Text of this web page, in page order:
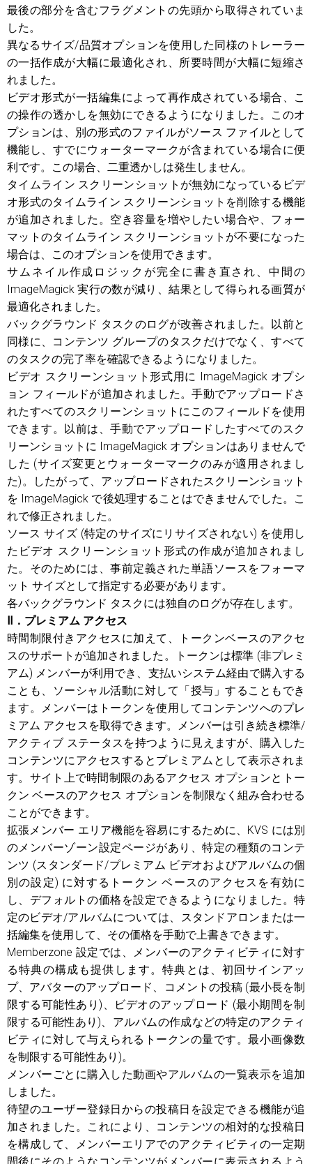
最後の部分を含むフラグメントの先頭から取得されていま
した。
異なるサイズ/品質オプションを使用した同様のトレーラー
の一括作成が大幅に最適化され、所要時間が大幅に短縮さ
れました。
ビデオ形式が一括編集によって再作成されている場合、こ
の操作の透かしを無効にできるようになりました。このオ
プションは、別の形式のファイルがソース ファイルとして
機能し、すでにウォーターマークが含まれている場合に便
利です。この場合、二重透かしは発生しません。
タイムライン スクリーンショットが無効になっているビデ
オ形式のタイムライン スクリーンショットを削除する機能
が追加されました。空き容量を増やしたい場合や、フォー
マットのタイムライン スクリーンショットが不要になった
場合は、このオプションを使用できます。
サムネイル作成ロジックが完全に書き直され、中間の
ImageMagick 実行の数が減り、結果として得られる画質が
最適化されました。
バックグラウンド タスクのログが改善されました。以前と
同様に、コンテンツ グループのタスクだけでなく、すべて
のタスクの完了率を確認できるようになりました。
ビデオ スクリーンショット形式用に ImageMagick オプシ
ョン フィールドが追加されました。手動でアップロードさ
れたすべてのスクリーンショットにこのフィールドを使用
できます。以前は、手動でアップロードしたすべてのスク
リーンショットに ImageMagick オプションはありませんで
した (サイズ変更とウォーターマークのみが適用されまし
た)。したがって、アップロードされたスクリーンショット
を ImageMagick で後処理することはできませんでした。こ
れで修正されました。
ソース サイズ (特定のサイズにリサイズされない) を使用し
たビデオ スクリーンショット形式の作成が追加されまし
た。そのためには、事前定義された単語ソースをフォーマ
ット サイズとして指定する必要があります。
各バックグラウンド タスクには独自のログが存在します。
Ⅱ．プレミアム アクセス
時間制限付きアクセスに加えて、トークンベースのアクセ
スのサポートが追加されました。トークンは標準 (非プレミ
アム) メンバーが利用でき、支払いシステム経由で購入する
ことも、ソーシャル活動に対して「授与」することもでき
ます。メンバーはトークンを使用してコンテンツへのプレ
ミアム アクセスを取得できます。メンバーは引き続き標準/
アクティブ ステータスを持つように見えますが、購入した
コンテンツにアクセスするとプレミアムとして表示されま
す。サイト上で時間制限のあるアクセス オプションとトー
クン ベースのアクセス オプションを制限なく組み合わせる
ことができます。
拡張メンバー エリア機能を容易にするために、KVS には別
のメンバーゾーン設定ページがあり、特定の種類のコンテ
ンツ (スタンダード/プレミアム ビデオおよびアルバムの個
別の設定) に対するトークン ベースのアクセスを有効に
し、デフォルトの価格を設定できるようになりました。特
定のビデオ/アルバムについては、スタンドアロンまたは一
括編集を使用して、その価格を手動で上書きできます。
Memberzone 設定では、メンバーのアクティビティに対す
る特典の構成も提供します。特典とは、初回サインアッ
プ、アバターのアップロード、コメントの投稿 (最小長を制
限する可能性あり)、ビデオのアップロード (最小期間を制
限する可能性あり)、アルバムの作成などの特定のアクティ
ビティに対して与えられるトークンの量です。最小画像数
を制限する可能性あり)。
メンバーごとに購入した動画やアルバムの一覧表示を追加
しました。
待望のユーザー登録日からの投稿日を設定できる機能が追
加されました。これにより、コンテンツの相対的な投稿日
を構成して、メンバーエリアでのアクティビティの一定期